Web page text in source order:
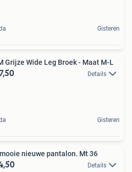
Gisteren
Grijze Wide Leg Broek - Maat M-L
Details
Gisteren
nieuwe pantalon. Mt 36
Details